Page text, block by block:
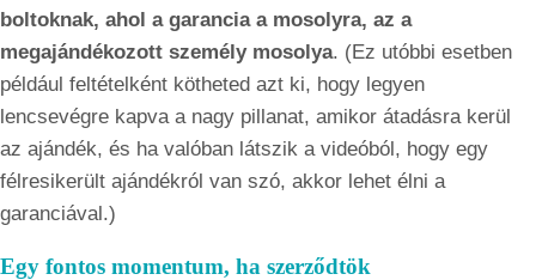
boltoknak, ahol a garancia a mosolyra, az a
megajándékozott személy mosolya. (Ez utóbbi esetben
például feltételként kötheted azt ki, hogy legyen
lencsevégre kapva a nagy pillanat, amikor átadásra kerül
az ajándék, és ha valóban látszik a videóból, hogy egy
félresikerült ajándékról van szó, akkor lehet élni a
garanciával.)
Egy fontos momentum, ha szerződtök